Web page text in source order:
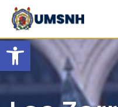
Open
Skip
content